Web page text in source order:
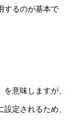
するのが基本で
意味しますが、
定されるため、